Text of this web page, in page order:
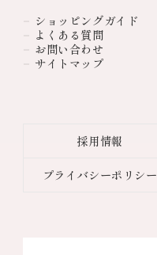
ショッピングガイド
よくある質問
お問い合わせ
サイトマップ
採用情報
プライバシーポリシー